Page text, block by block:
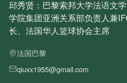
邱秀贤：巴黎索邦大学法语文
学院集团亚洲关系部负责人兼
长、法国华人篮球协会主席
法国巴黎
qiuxx1955@gmail.com